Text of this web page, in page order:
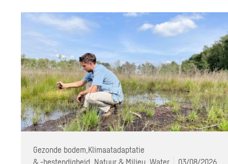
Gezonde bodem, Klimaatadaptatie
& -bestendigheid, Natuur & Milieu, Water
03/08/2026